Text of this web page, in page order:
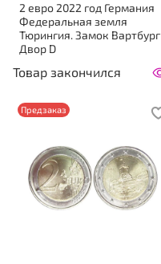
2 евро 2022 год Германия
Федеральная земля
Тюрингия. Замок Вартбург
Двор D
Товар закончился
Предзаказ